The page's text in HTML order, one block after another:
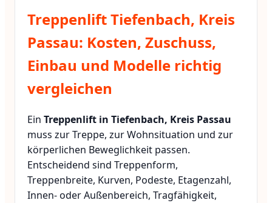
Treppenlift Tiefenbach, Kreis
Passau: Kosten, Zuschuss,
Einbau und Modelle richtig
vergleichen
Ein Treppenlift in Tiefenbach, Kreis Passau
muss zur Treppe, zur Wohnsituation und zur
körperlichen Beweglichkeit passen.
Entscheidend sind Treppenform,
Treppenbreite, Kurven, Podeste, Etagenzahl,
Innen- oder Außenbereich, Tragfähigkeit,